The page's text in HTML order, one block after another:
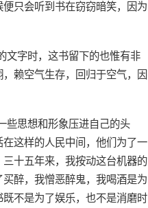
只会听到书在窃窃暗笑，因为
文字时，这书留下的也惟有非
赖空气生存，回归于空气，因
些思想和形象压进自己的头
这样的人民中间，他们为了一
十五年来，我按动这台机器的
醉，我憎恶醉鬼，我喝酒是为
不是为了娱乐，也不是消磨时